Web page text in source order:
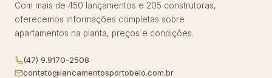
Com mais de 450 lançamentos e 205 construtoras,
oferecemos informações completas sobre
apartamentos na planta, preços e condições.
(47) 9.9170-2508
contato@lancamentosportobelo.com.br